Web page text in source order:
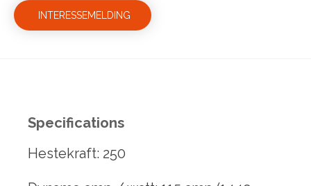
INTERESSEMELDING
Specifications
Hestekraft: 250